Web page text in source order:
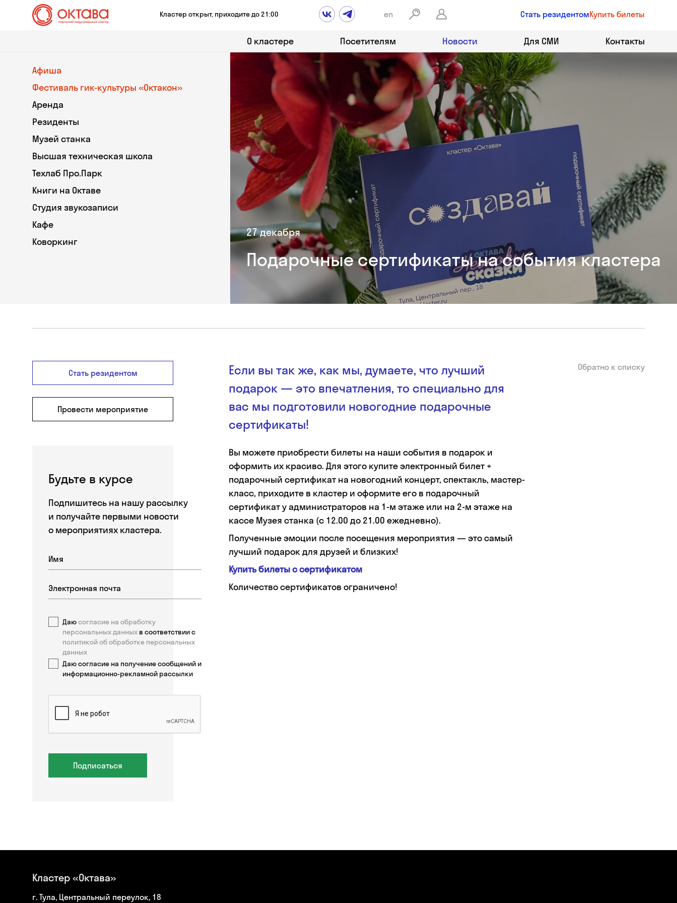
Кластер открыт, приходите до 21:00 en Стать резидентомКупить билеты
О кластере Посетителям Новости Для СМИ Контакты
Афиша
Фестиваль гик-культуры «Октакон»
Аренда
Резиденты
Музей станка
Высшая техническая школа
Техлаб Про.Парк
Книги на Октаве
Студия звукозаписи
Кафе
Коворкинг
27 декабря
Подарочные сертификаты на события кластера
Стать резидентом
Провести мероприятие
Будьте в курсе
Подпишитесь на нашу рассылку
и получайте первыми новости
о мероприятиях кластера.
Даюсогласие на обработку
персональных данных в соответствии с
политикой об обработке персональных
данных
Даю согласие на получение сообщений и
информационно-рекламной рассылки
Подписаться
Если вы так же, как мы, думаете, что лучший
подарок — это впечатления, то специально для
вас мы подготовили новогодние подарочные
сертификаты!
Вы можете приобрести билеты на наши события в подарок и
оформить их красиво. Для этого купите электронный билет +
подарочный сертификат на новогодний концерт, спектакль, мастер-
класс, приходите в кластер и оформите его в подарочный
сертификат у администраторов на 1-м этаже или на 2-м этаже на
кассе Музея станка (с 12.00 до 21.00 ежедневно).
Полученные эмоции после посещения мероприятия — это самый
лучший подарок для друзей и близких!
Купить билеты с сертификатом
Количество сертификатов ограничено!
Обратно к списку
Кластер «Октава»
г. Тула, Центральный переулок, 18